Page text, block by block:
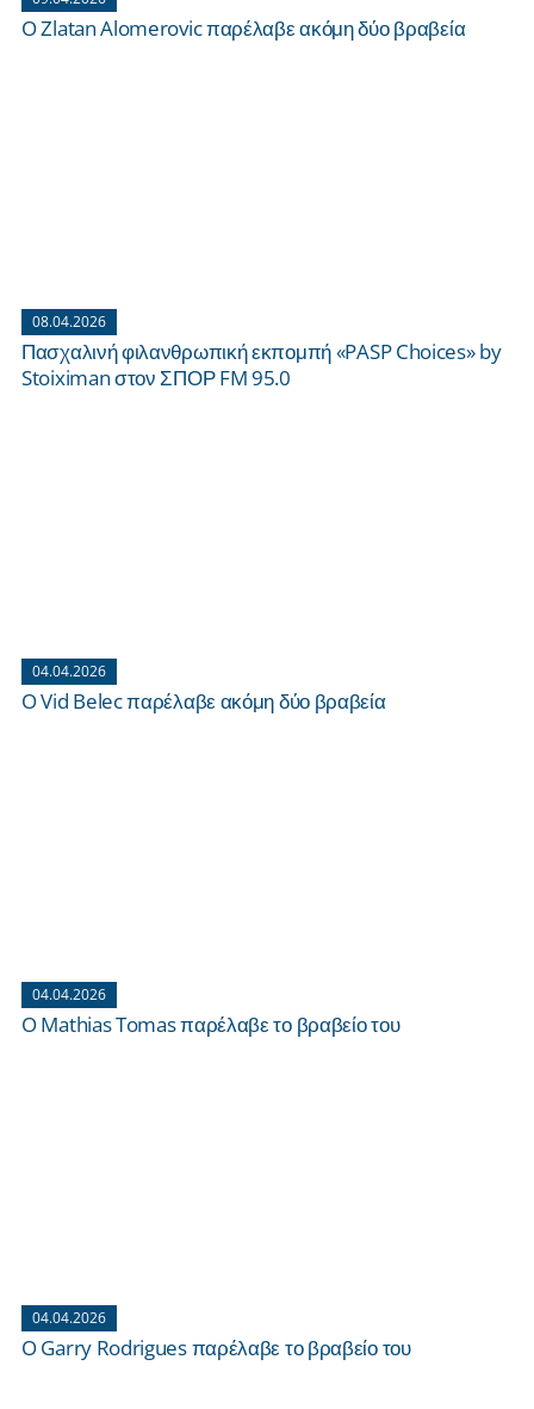
O Zlatan Alomerovic παρέλαβε ακόμη δύο βραβεία
08.04.2026
Πασχαλινή φιλανθρωπική εκπομπή «PASP Choices» by
Stoiximan στον ΣΠΟΡ FM 95.0
04.04.2026
O Vid Belec παρέλαβε ακόμη δύο βραβεία
04.04.2026
O Mathias Tomas παρέλαβε το βραβείο του
04.04.2026
O Garry Rodrigues παρέλαβε το βραβείο του